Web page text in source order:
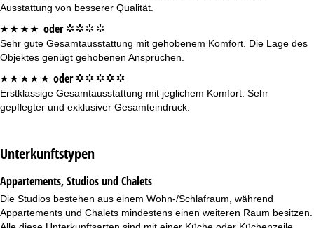
Ausstattung von besserer Qualität.
** ** oder ° ° ° °
Sehr gute Gesamtausstattung mit gehobenem Komfort. Die Lage des
Objektes genügt gehobenen Ansprüchen.
** ** * oder ° ° ° ° °
Erstklassige Gesamtausstattung mit jeglichem Komfort. Sehr
gepflegter und exklusiver Gesamteindruck.
Unterkunftstypen
Appartements, Studios und Chalets
Die Studios bestehen aus einem Wohn-/Schlafraum, während
Appartements und Chalets mindestens einen weiteren Raum besitzen.